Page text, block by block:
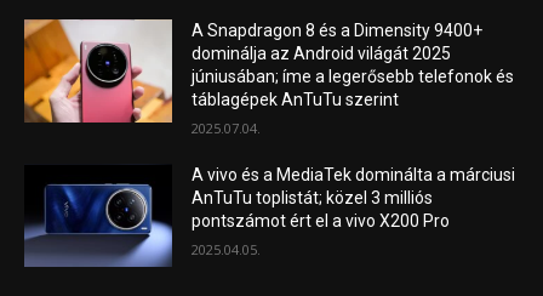
A Snapdragon 8 és a Dimensity 9400+
dominálja az Android világát 2025
júniusában; íme a legerősebb telefonok és
táblagépek AnTuTu szerint
2025.07.04.
A vivo és a MediaTek dominálta a márciusi
AnTuTu toplistát; közel 3 milliós
pontszámot ért el a vivo X200 Pro
2025.04.05.